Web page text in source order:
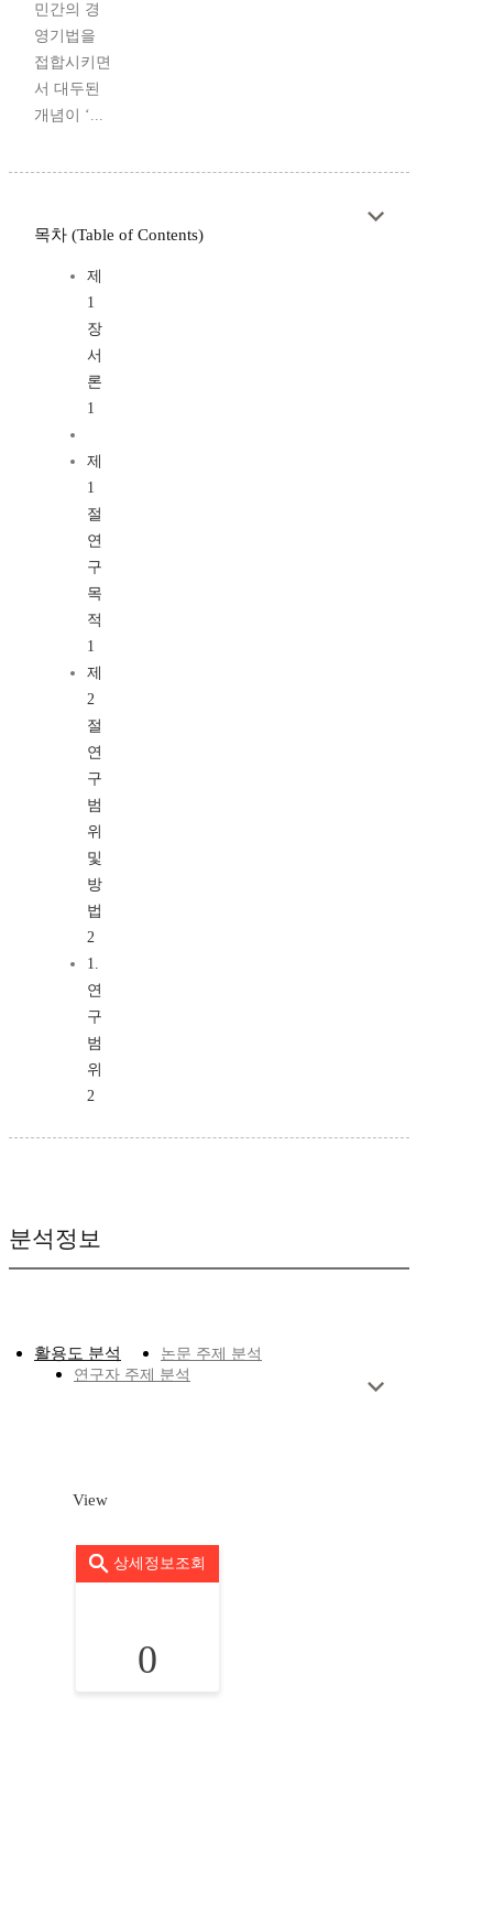
민간의 경
영기법을
접합시키면
서 대두된
개념이 ‘...
목차 (Table of Contents)
제
1
장
서
론
1
제
1
절
연
구
목
적
1
제
2
절
연
구
범
위
및
방
법
2
1.
연
구
범
위
2
분석정보
활용도 분석
논문 주제 분석
연구자 주제 분석
View
상세정보조회
0